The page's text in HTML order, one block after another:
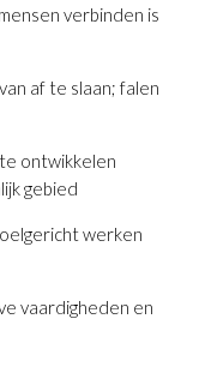
verbinden is
af te slaan; falen
ontwikkelen
gebied
werken
vaardigheden en